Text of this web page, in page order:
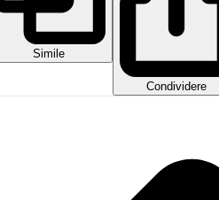
Simile
Condividere